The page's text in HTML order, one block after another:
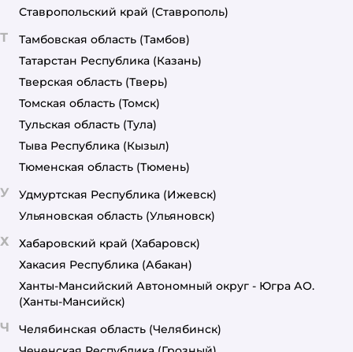
Ставропольский край (Ставрополь)
Т Тамбовская область (Тамбов)
Татарстан Республика (Казань)
Тверская область (Тверь)
Томская область (Томск)
Тульская область (Тула)
Тыва Республика (Кызыл)
Тюменская область (Тюмень)
У Удмуртская Республика (Ижевск)
Ульяновская область (Ульяновск)
Х Хабаровский край (Хабаровск)
Хакасия Республика (Абакан)
Ханты-Мансийский Автономный округ - Югра АО.
(Ханты-Мансийск)
Ч Челябинская область (Челябинск)